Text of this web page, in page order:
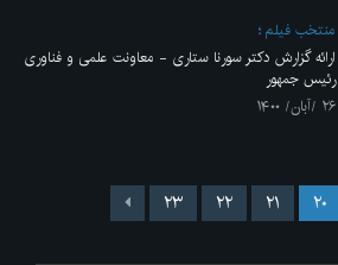
منتخب فیلم
ارائه گزارش دکتر سورنا ستاری - معاونت علمی و فناوری
رئیس جمهور
۲۶ /آبان/ ۱۴۰۰
۲۰ ۲۱ ۲۲ ۲۳